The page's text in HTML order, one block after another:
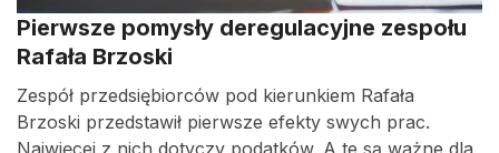
Pierwsze pomysły deregulacyjne zespołu
Rafała Brzoski
Zespół przedsiębiorców pod kierunkiem Rafała
Brzoski przedstawił pierwsze efekty swych prac.
Najwięcej z nich dotyczy podatków. A te są ważne dla